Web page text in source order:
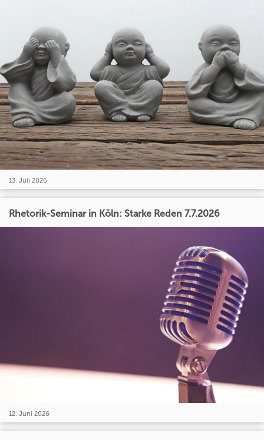
13. Juli 2026
Rhetorik-Seminar in Köln: Starke Reden 7.7.2026
12. Juni 2026